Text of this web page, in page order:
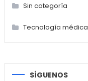
Sin categoría
Tecnología médica
SÍGUENOS